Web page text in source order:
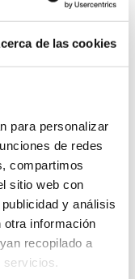
de las cookies
para personalizar
de redes
compartimos
sitio web con
y análisis
otra información
recopilado a
servicios.
Carte D'Or
80807